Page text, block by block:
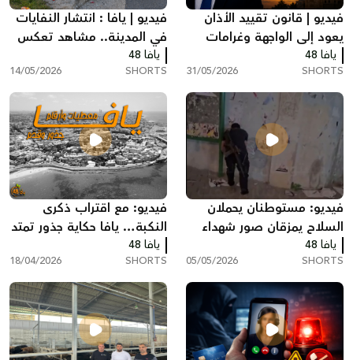
فيديو | قانون تقييد الأذان
يعود إلى الواجهة وغرامات
مالية مشددة للمخالفين
يافا 48
SHORTS
31/05/2026
فيديو | يافا : انتشار النفايات
في المدينة.. مشاهد تعكس
حالة من الاستهتار
يافا 48
SHORTS
14/05/2026
فيديو: مستوطنان يحملان
السلاح يمزقان صور شهداء
أطفال غزة في يافا
يافا 48
SHORTS
05/05/2026
فيديو: مع اقتراب ذكرى
النكبة… يافا حكاية جذور تمتد
لآلاف السنين
يافا 48
SHORTS
18/04/2026